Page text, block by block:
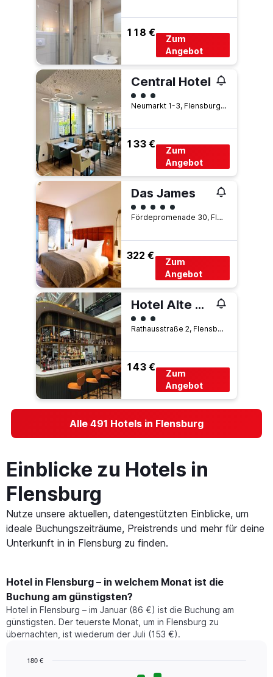
118 €
Zum
Angebot
Central Hotel
Bewertungskategorie 3
Neumarkt 1-3, Flensburg, Schleswig-Holstein, Deutschland
133 €
Zum
Angebot
Das James
Bewertungskategorie 5
Fördepromenade 30, Flensburg, Schleswig-Holstein, Deutschland
322 €
Zum
Angebot
Hotel Alte Post Flensburg
Bewertungskategorie 3
Rathausstraße 2, Flensburg, Schleswig-Holstein, Deutschland
143 €
Zum
Angebot
Alle 491 Hotels in Flensburg
Einblicke zu Hotels in
Flensburg
Nutze unsere aktuellen, datengestützten Einblicke, um
ideale Buchungszeiträume, Preistrends und mehr für deine
Unterkunft in in Flensburg zu finden.
Hotel in Flensburg – in welchem Monat ist die
Buchung am günstigsten?
Hotel in Flensburg – im Januar (86 €) ist die Buchung am
günstigsten. Der teuerste Monat, um in Flensburg zu
übernachten, ist wiederum der Juli (153 €).
180 €